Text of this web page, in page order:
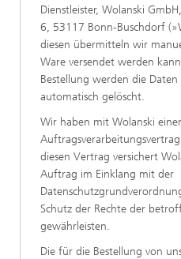
Dienstleister, Wolanski
6, 53117 Bonn-Buschdorf
diesen übermitteln wir
Ware versendet werden
Bestellung werden die
automatisch gelöscht.
Wir haben mit Wolanski
diesen Vertrag versichert
Auftrag im Einklang mit der
Schutz der Rechte der
gewährleisten.
Die für die Bestellung von